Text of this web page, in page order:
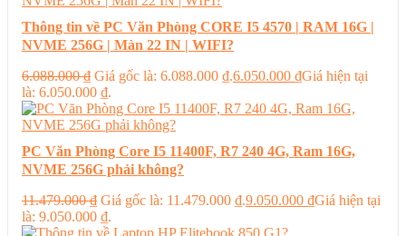
Thông tin về PC Văn Phòng CORE I5 4570 | RAM 16G |
NVME 256G | Màn 22 IN | WIFI?
6.088.000₫ Giá gốc là: 6.088.000 ₫.6.050.000 ₫Giá hiện tại
là: 6.050.000 ₫.
PC Văn Phòng Core I5 11400F, R7 240 4G, Ram 16G,
NVME 256G phải không?
11.479.000₫ Giá gốc là: 11.479.000 ₫.9.050.000 ₫Giá hiện tại
là: 9.050.000 ₫.